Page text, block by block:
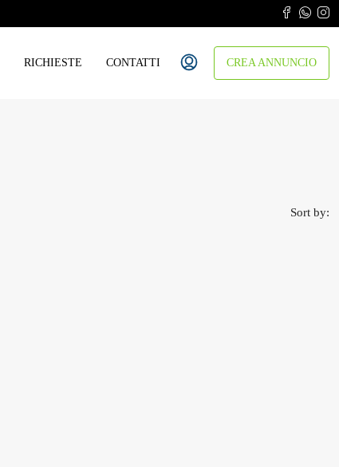
RICHIESTE CONTATTI CREA ANNUNCIO
Sort by: